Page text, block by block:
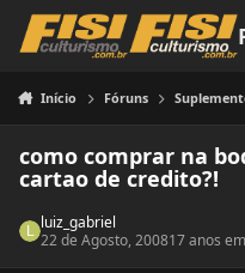
Pular para o conteúdo
Início Fóruns
como comprar na
cartao de credito?!
luiz_gabriel
22 de Agosto, 200817 anos em